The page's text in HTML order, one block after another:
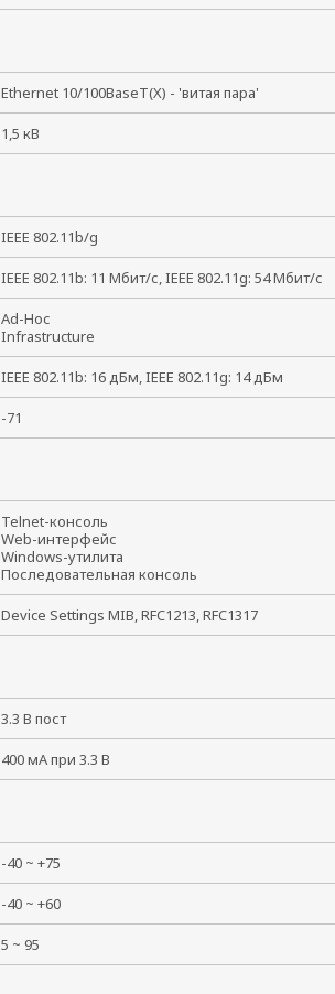
Ethernet 10/100BaseT(X) - 'витая пара'
1,5 кВ
IEEE 802.11b/g
IEEE 802.11b: 11 Мбит/с, IEEE 802.11g: 54 Мбит/с
Ad-Hoc
Infrastructure
IEEE 802.11b: 16 дБм, IEEE 802.11g: 14 дБм
-71
Telnet-консоль
Web-интерфейс
Windows-утилита
Последовательная консоль
Device Settings MIB, RFC1213, RFC1317
3.3 В пост
400 мА при 3.3 В
-40 ~ +75
-40 ~ +60
5 ~ 95